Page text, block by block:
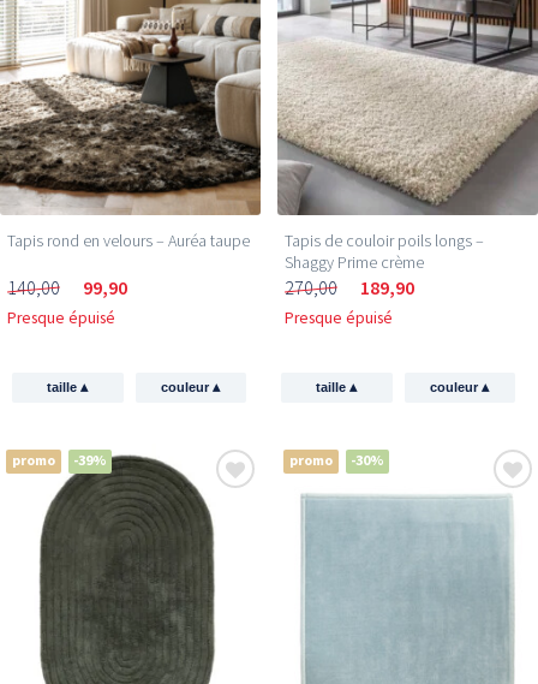
Tapis rond en velours – Auréa taupe
140,00 99,90
Presque épuisé
taille▴ couleur▴
Tapis de couloir poils longs –
Shaggy Prime crème
270,00 189,90
Presque épuisé
taille▴ couleur▴
promo -39% promo -30%